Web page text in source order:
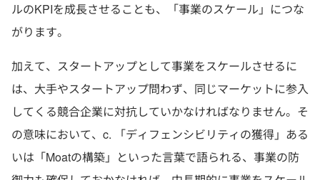
ルのKPIを成長させることも、「事業のスケール」につな
がります。
加えて、スタートアップとして事業をスケールさせるに
は、大手やスタートアップ問わず、同じマーケットに参入
してくる競合企業に対抗していかなければなりません。そ
の意味において、c. 「ディフェンシビリティの獲得」ある
いは「Moatの構築」といった言葉で語られる、事業の防